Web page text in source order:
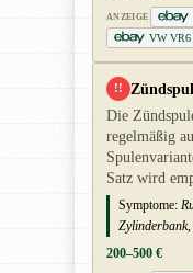
ANZEIGE
VW VR6
!!
Die
regelmäßig
Satz wird
Symptome:
200–500 €